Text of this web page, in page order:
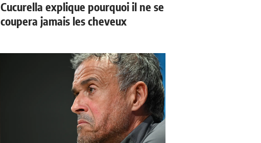
Cucurella explique pourquoi il ne se
coupera jamais les cheveux